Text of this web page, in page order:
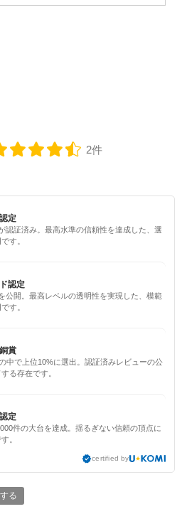
2件
定
認証済み。最高水準の信頼性を達成した、選
す。
認定
公開。最高レベルの透明性を実現した、模範
す。
賞
中で上位10%に選出。認証済みレビューの公
る存在です。
定
件の大台を達成。揺るぎない信頼の頂点に
。
certified by
る